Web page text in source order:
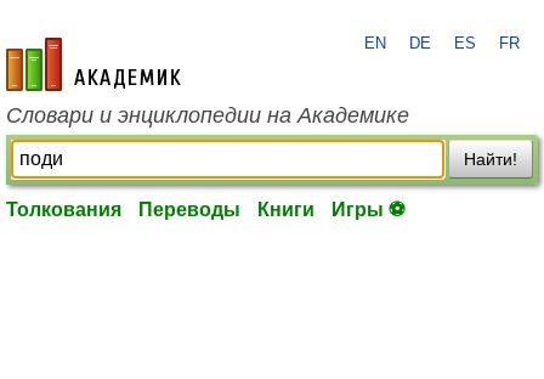
academic.ru
EN DE ES FR
Словари и энциклопедии на Академике
Найти!
Толкования Переводы Книги Игры ⚽